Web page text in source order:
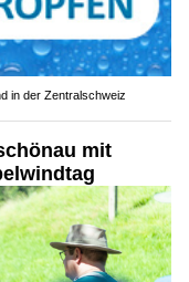
in der Zentralschweiz
mit